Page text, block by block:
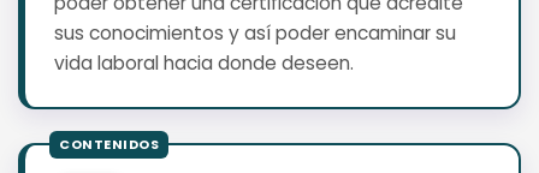
sus conocimientos y así poder encaminar su
vida laboral hacia donde deseen.